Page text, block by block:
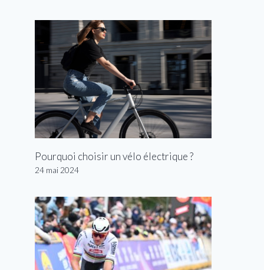
Pourquoi choisir un vélo électrique ?
24 mai 2024